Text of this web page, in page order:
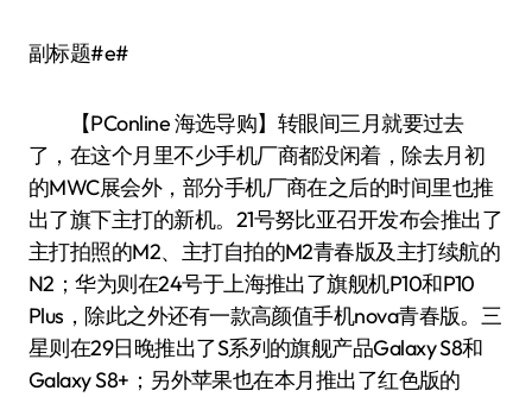
副标题#e#
【PConline 海选导购】转眼间三月就要过去
了，在这个月里不少手机厂商都没闲着，除去月初
的MWC展会外，部分手机厂商在之后的时间里也推
出了旗下主打的新机。21号努比亚召开发布会推出了
主打拍照的M2、主打自拍的M2青春版及主打续航的
N2；华为则在24号于上海推出了旗舰机P10和P10
Plus，除此之外还有一款高颜值手机nova青春版。三
星则在29日晚推出了S系列的旗舰产品Galaxy S8和
Galaxy S8+；另外苹果也在本月推出了红色版的